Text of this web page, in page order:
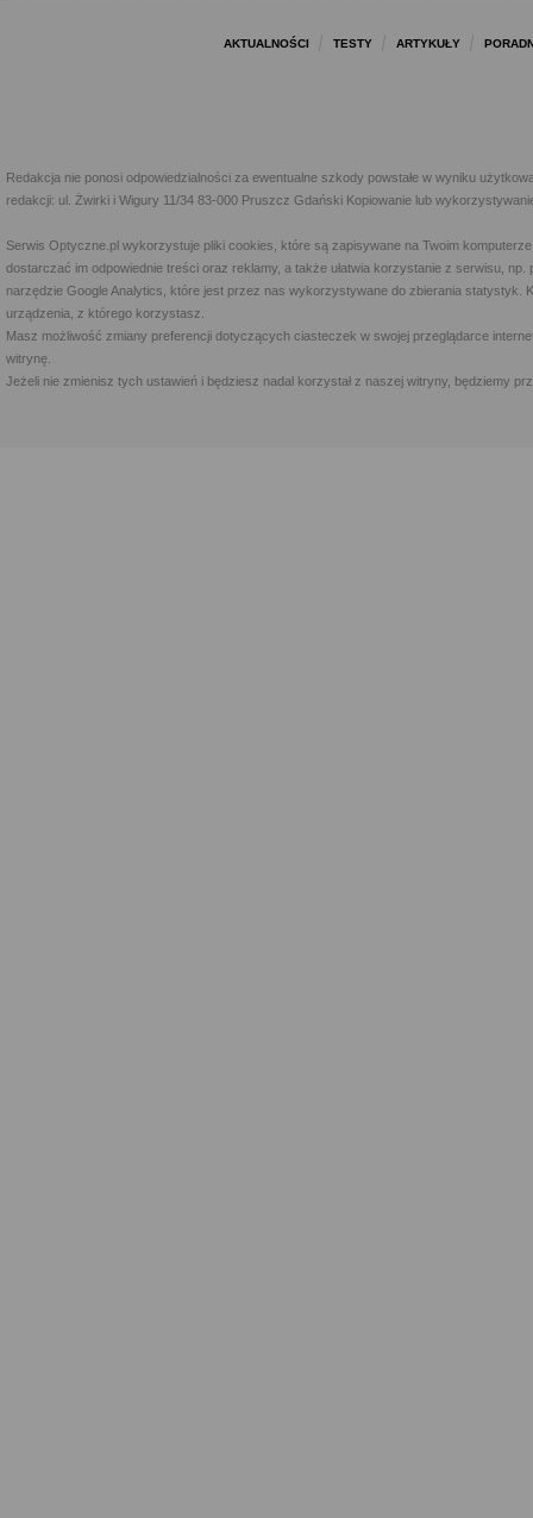
AKTUALNOŚCI TESTY ARTYKUŁY
Redakcja nie ponosi odpowiedzialności za ewentualne szkody powstałe w wyniku
redakcji: ul. Żwirki i Wigury 11/34 83-000 Pruszcz Gdański Kopiowanie lub
Serwis Optyczne.pl wykorzystuje pliki cookies, które są zapisywane na Twoim
dostarczać im odpowiednie treści oraz reklamy, a także ułatwia korzystanie z serwisu,
narzędzie Google Analytics, które jest przez nas wykorzystywane do zbierania statystyk.
urządzenia, z którego korzystasz.
Masz możliwość zmiany preferencji dotyczących ciasteczek w swojej przeglądarce
witrynę.
Jeżeli nie zmienisz tych ustawień i będziesz nadal korzystał z naszej witryny, będziemy